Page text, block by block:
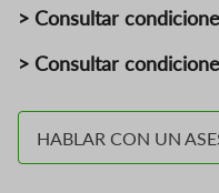
> Consultar
> Consultar
HABLAR CON UN